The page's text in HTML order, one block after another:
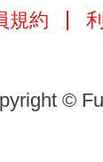
規約
©